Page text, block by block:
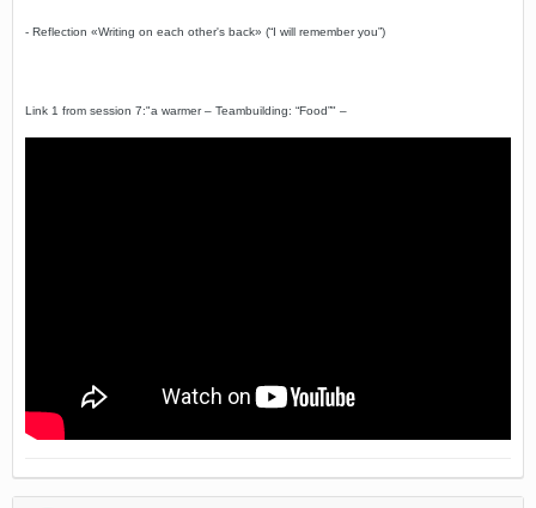
- Reflection «Writing on each other's back» (“I will remember you”)
Link 1 from session 7:"a warmer – Teambuilding: “Food”" –